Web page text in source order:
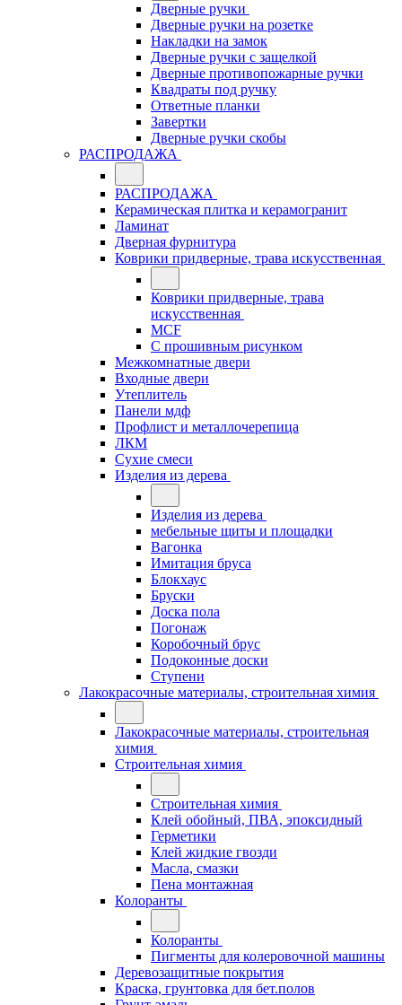
Дверные ручки
Дверные ручки на розетке
Накладки на замок
Дверные ручки с защелкой
Дверные противопожарные ручки
Квадраты под ручку
Ответные планки
Завертки
Дверные ручки скобы
РАСПРОДАЖА
РАСПРОДАЖА
Керамическая плитка и керамогранит
Ламинат
Дверная фурнитура
Коврики придверные, трава искусственная
Коврики придверные, трава
искусственная
MCF
С прошивным рисунком
Межкомнатные двери
Входные двери
Утеплитель
Панели мдф
Профлист и металлочерепица
ЛКМ
Сухие смеси
Изделия из дерева
Изделия из дерева
мебельные щиты и площадки
Вагонка
Имитация бруса
Блокхаус
Бруски
Доска пола
Погонаж
Коробочный брус
Подоконные доски
Ступени
Лакокрасочные материалы, строительная химия
Лакокрасочные материалы, строительная
химия
Строительная химия
Строительная химия
Клей обойный, ПВА, эпоксидный
Герметики
Клей жидкие гвозди
Масла, смазки
Пена монтажная
Колоранты
Колоранты
Пигменты для колеровочной машины
Деревозащитные покрытия
Краска, грунтовка для бет.полов